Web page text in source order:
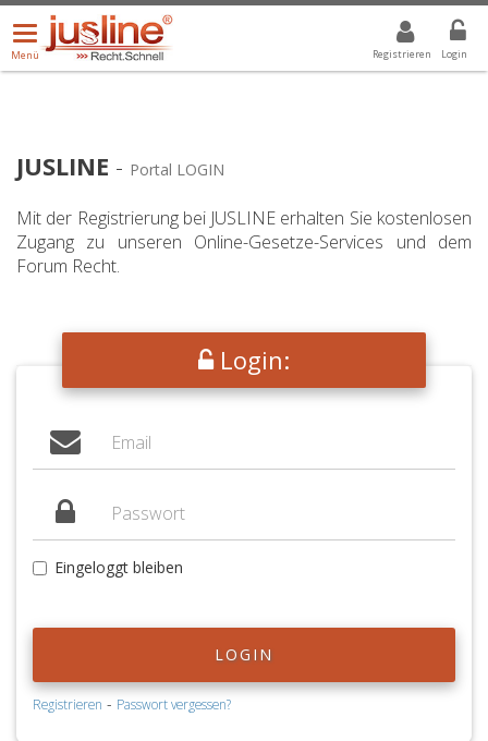
Registrieren Login
Menü
öffnen/schließen
Menü
ALLE DROPDOWN: GEWÄHLTER WERT IST ALLE
JUSLINE - Portal LOGIN
Mit der Registrierung bei JUSLINE erhalten Sie kostenlosen
Zugang zu unseren Online-Gesetze-Services und dem
Forum Recht.
Login:
Eingeloggt bleiben
LOGIN
Registrieren - Passwort vergessen?